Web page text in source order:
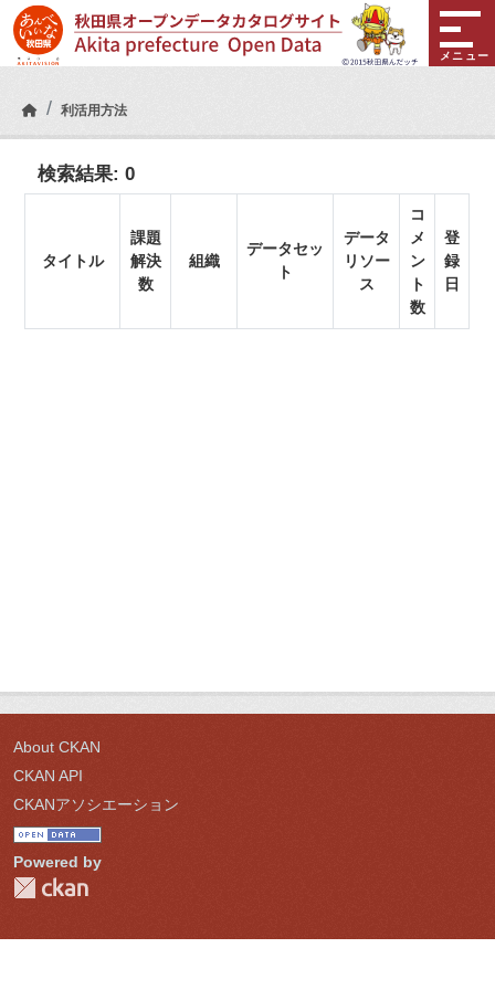
Skip to main content
メニュー
利活用方法
検索結果:0
タイトル
課題
解決
数
組織
データセッ
ト
データ
リソー
ス
コ
メ
ン
ト
数
登
録
日
About CKAN
CKAN API
CKANアソシエーション
Powered by